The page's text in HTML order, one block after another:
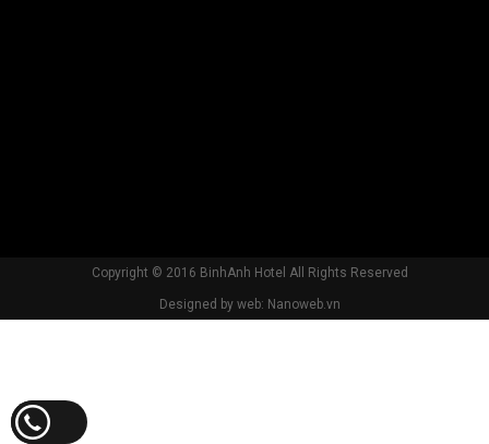
Copyright © 2016 BinhAnh Hotel All Rights Reserved
Designed by web: Nanoweb.vn